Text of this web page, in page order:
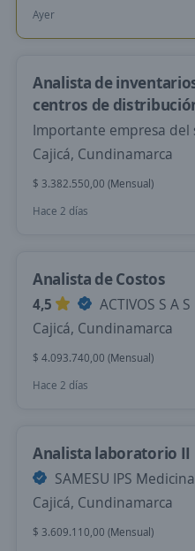
Ayer
Analista de
centros de
Importante empresa del
Cajicá, Cundinamarca
$ 3.382.550,00 (Mensual)
Hace 2 días
Analista de Costos
4,5
ACTIVOS S A S
Cajicá, Cundinamarca
$ 4.093.740,00 (Mensual)
Hace 2 días
Analista laboratorio II
SAMESU IPS
Cajicá, Cundinamarca
$ 3.609.110,00 (Mensual)